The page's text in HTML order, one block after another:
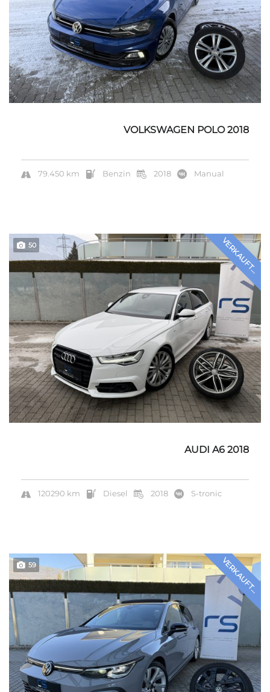
VOLKSWAGEN POLO 2018
79.450 km Benzin 2018 Manual
VERKAUFT...
50
AUDI A6 2018
120290 km Diesel 2018 S-tronic
VERKAUFT...
59